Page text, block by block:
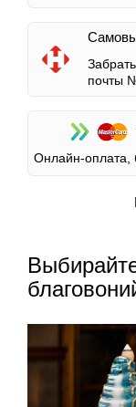
почты
Онлайн-оплата,